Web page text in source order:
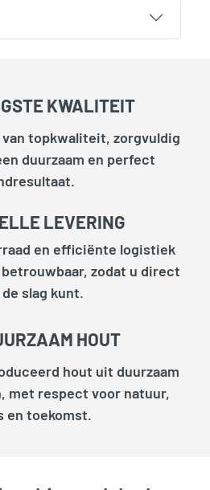
KWALITEIT
topkwaliteit, zorgvuldig
duurzaam en perfect
LEVERING
en efficiënte logistiek
zodat u direct
de slag kunt.
HOUT
hout uit duurzaam
met respect voor natuur,
en toekomst.